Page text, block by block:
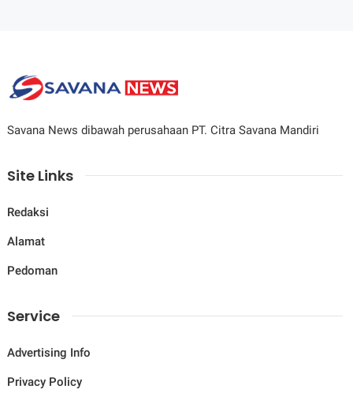
Savana News dibawah perusahaan PT. Citra Savana Mandiri
Site Links
Redaksi
Alamat
Pedoman
Service
Advertising Info
Privacy Policy